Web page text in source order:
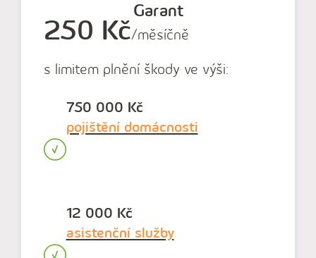
Garant
250 Kč/měsíčně
s limitem plnění škody ve výši:
750 000 Kč
pojištění domácnosti
12 000 Kč
asistenční služby